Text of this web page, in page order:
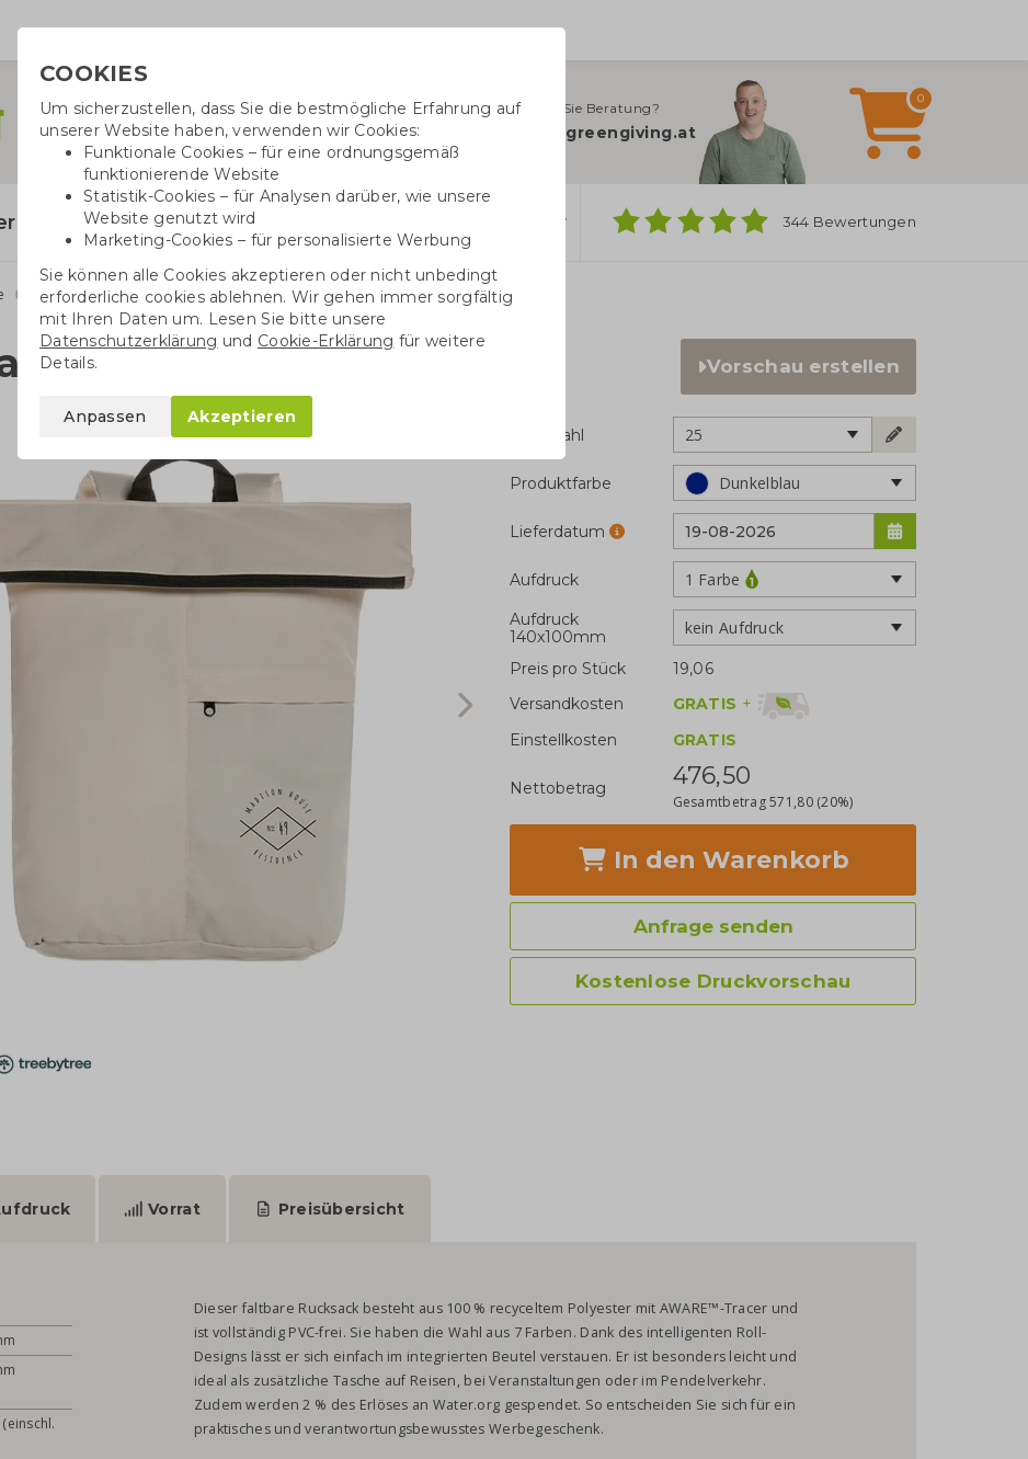
Benötigen Sie Beratung?
info@greengiving.at
0
Baumwolltaschen Kugelschreiber 344 Bewertungen
Faltbarer Rucksack aus RPET
aus RPET Vorschau erstellen
Stückzahl 25
Produktfarbe Dunkelblau
Lieferdatum
Aufdruck 1 Farbe
Aufdruck
140x100mm
kein Aufdruck
Preis pro Stück
19,06
Versandkosten
GRATIS +
Einstellkosten
GRATIS
Nettobetrag 476,50
Gesamtbetrag571,80 (20%)
In den Warenkorb
Anfrage senden
Kostenlose Druckvorschau
Vorrat Preisübersicht
Dieser faltbare Rucksack besteht aus 100 % recyceltem Polyester mit AWARE™-Tracer und
ist vollständig PVC-frei. Sie haben die Wahl aus 7 Farben. Dank des intelligenten Roll-
Designs lässt er sich einfach im integrierten Beutel verstauen. Er ist besonders leicht und
ideal als zusätzliche Tasche auf Reisen, bei Veranstaltungen oder im Pendelverkehr.
Zudem werden 2 % des Erlöses an Water.org gespendet. So entscheiden Sie sich für ein
praktisches und verantwortungsbewusstes Werbegeschenk.
COOKIES
Um sicherzustellen, dass Sie die bestmögliche Erfahrung auf
unserer Website haben, verwenden wir Cookies:
Funktionale Cookies – für eine ordnungsgemäß
funktionierende Website
Statistik-Cookies – für Analysen darüber, wie unsere
Website genutzt wird
Marketing-Cookies – für personalisierte Werbung
Sie können alle Cookies akzeptieren oder nicht unbedingt
erforderliche cookies ablehnen. Wir gehen immer sorgfältig
mit Ihren Daten um. Lesen Sie bitte unsere
Datenschutzerklärung und Cookie-Erklärung für weitere
Details.
Anpassen Akzeptieren